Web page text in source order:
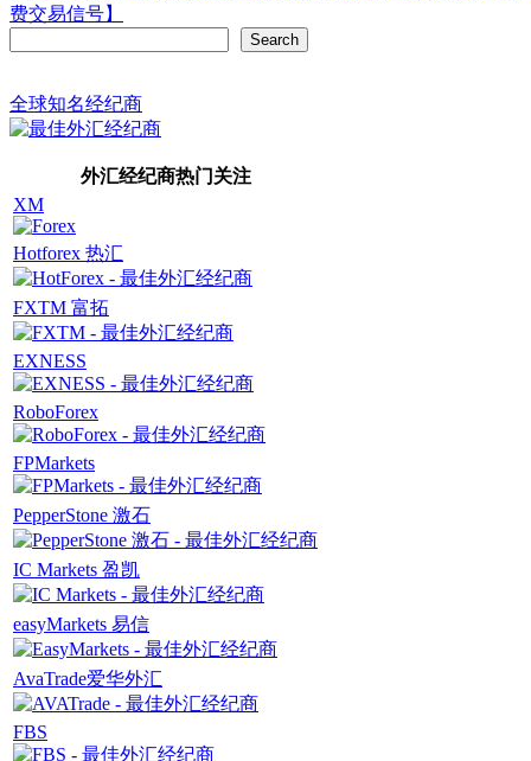
费交易信号】
Search
全球知名经纪商
外汇经纪商热门关注
XM
Hotforex 热汇
FXTM 富拓
EXNESS
RoboForex
FPMarkets
PepperStone 激石
IC Markets 盈凯
easyMarkets 易信
AvaTrade爱华外汇
FBS